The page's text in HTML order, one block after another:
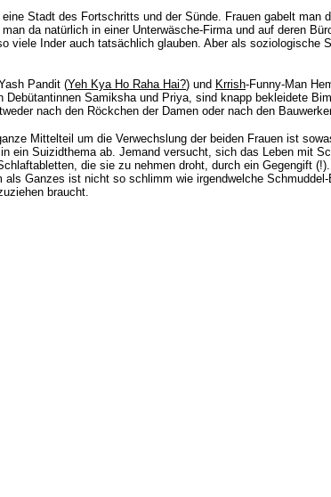
Stadt des Fortschritts und der Sünde. Frauen gabelt man
da natürlich in einer Unterwäsche-Firma und auf deren
Inder auch tatsächlich glauben. Aber als soziologische
Pandit (Yeh Kya Ho Raha Hai?) und Krrish-Funny-Man
Samiksha und Priya, sind knapp bekleidete
nach den Röckchen der Damen oder nach den
Mittelteil um die Verwechslung der beiden Frauen ist
ein Suizidthema ab. Jemand versucht, sich das Leben mit
die sie zu nehmen droht, durch ein Gegengift
Ganzes ist nicht so schlimm wie irgendwelche
braucht.